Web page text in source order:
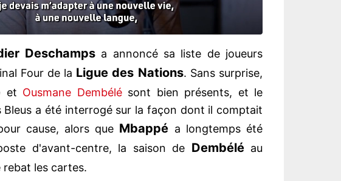
Deschamps a annoncé sa liste de joueurs
Four de la Ligue des Nations. Sans surprise,
et Ousmane Dembélésont bien présents, et le
Bleus a été interrogé sur la façon dont il comptait
cause, alors que Mbappé a longtemps été
d'avant-centre, la saison de Dembélé au
rebat les cartes.